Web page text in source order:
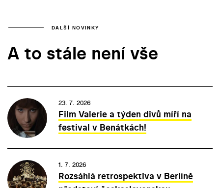
DALŠÍ NOVINKY
A to stále není vše
23. 7. 2026
Film Valerie a týden divů míří na
festival v Benátkách!
1. 7. 2026
Rozsáhlá retrospektiva v Berlíně